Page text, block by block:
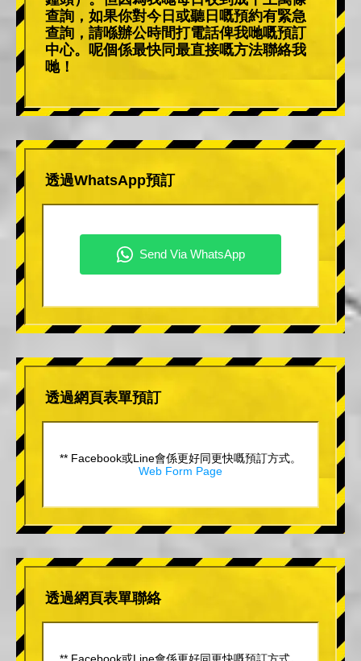
查詢，如果你對今日或聽日嘅預約有緊急
查詢，請喺辦公時間打電話俾我哋嘅預訂
中心。呢個係最快同最直接嘅方法聯絡我
哋！
透過WhatsApp預訂
透過網頁表單預訂
** Facebook或Line會係更好同更快嘅預訂方式。
Web Form Page
透過網頁表單聯絡
** Facebook或Line會係更好同更快嘅預訂方式。